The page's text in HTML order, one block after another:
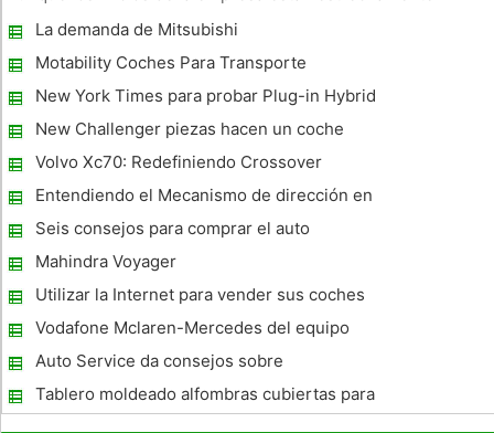
la primera motocicleta fue producido en una fábrica de BMW.
En la actualidad, la comp
La demanda de Mitsubishi
Motability Coches Para Transporte
asequible
New York Times para probar Plug-in Hybrid
Vehicle
New Challenger piezas hacen un coche
nuevo toque clásico
Volvo Xc70: Redefiniendo Crossover
Formula
Entendiendo el Mecanismo de dirección en
su coche
Seis consejos para comprar el auto
apropiado
Mahindra Voyager
Utilizar la Internet para vender sus coches
Vodafone Mclaren-Mercedes del equipo
Impactos New Era
Auto Service da consejos sobre
Procedimientos de Mantenimiento
Automotriz para la Seguridad Ambiental
Tablero moldeado alfombras cubiertas para
la protección a largo plazo eficaz y